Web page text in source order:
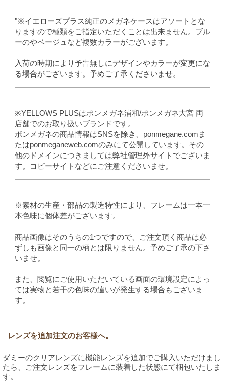
"※イエローズプラス純正のメガネケースはアソートとな
りますので種類をご指定いただくことは出来ません。ブル
ーのやベージュなど複数カラーがございます。
入荷の時期により予告無しにデザインやカラーが変更にな
る場合がございます。予めご了承くださいませ。
※YELLOWS PLUSはポンメガネ浦和/ポンメガネ大宮 両
店舗でのお取り扱いブランドです。
ポンメガネの商品情報はSNSを除き、ponmegane.comま
たはponmeganeweb.comのみにて公開しています。その
他のドメインにつきましては弊社管理外サイトでございま
す。コピーサイトなどにご注意くださいませ。
※素材の生産・部品の製造特性により、フレームは一本一
本色味に個体差がございます。
商品画像はそのうちの1つですので、ご注文頂く商品は必
ずしも画像と同一の柄とは限りません。予めご了承の下さ
いませ。
また、閲覧にご使用いただいている画面の環境設定によっ
ては実物と若干の色味の違いが発生する場合もございま
す。
レンズを追加注文のお客様へ。
ダミーのクリアレンズに機能レンズを追加でご購入いただけまし
たら、ご注文レンズをフレームに装着した状態にて梱包いたしま
す。